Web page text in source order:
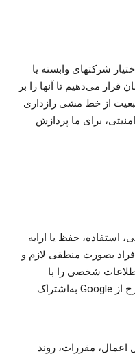
شرکتهای وابسته یا
قرار می‌دهیم تا آنها را بر
از خط مشی رازداری
برای ما پردازش
استفاده، حفظ یا ارایه
بصورت منطقی لازم و
شخصی را با
شرکت‌ها، سازمان‌ها یا افراد خارج از Google به‌اشتراک
اعمال، مقررات، روند